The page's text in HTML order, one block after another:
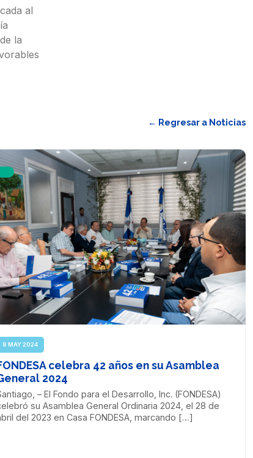
al
la
← Regresar a Noticias
8 MAY 2024
celebra 42 años en su Asamblea
2024
– El Fondo para el Desarrollo, Inc. (FONDESA)
su Asamblea General Ordinaria 2024, el 28 de
del 2023 en Casa FONDESA, marcando […]